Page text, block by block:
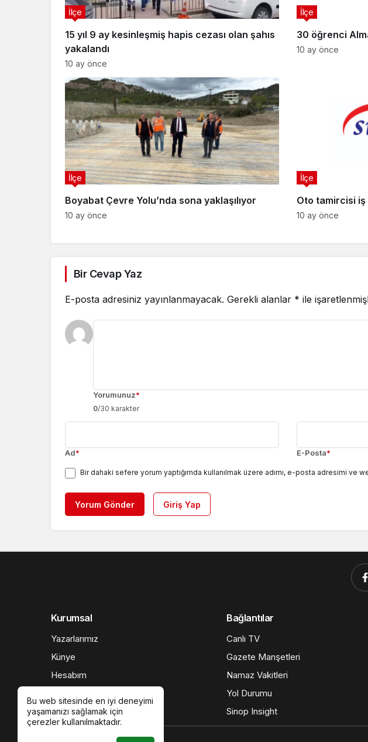
15 yıl 9 ay kesinleşmiş hapis cezası olan şahıs
yakalandı
İlçe
10 ay önce
30 öğrenci
İlçe
10 ay önce
Boyabat Çevre Yolu’nda sona yaklaşılıyor
İlçe
10 ay önce
Oto tamircisi iş
İlçe
10 ay önce
Bir Cevap Yaz
E-posta adresiniz yayınlanmayacak. Gerekli alanlar * ile
Yorumunuz*
0/30 karakter
Ad* E-Posta*
Bir dahaki sefere yorum yaptığımda kullanılmak üzere adımı, e-posta adresimi ve
Yorum Gönder Giriş Yap
Bu web sitesinde en iyi deneyimi
yaşamanızı sağlamak için
çerezler kullanılmaktadır.
Kurumsal
Yazarlarımız
Künye
Hesabım
Gizlilik politikası
Bağlantılar
Canlı TV
Gazete Manşetleri
Namaz Vakitleri
Yol Durumu
Sinop Insight